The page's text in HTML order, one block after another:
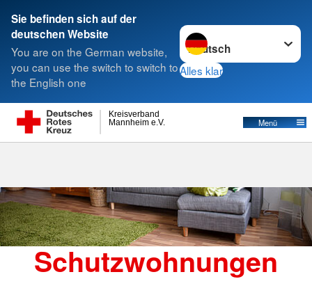
Sie befinden sich auf der
deutschen Website
You are on the German website,
you can use the switch to switch to
the English one
Sprache wechseln zu
Alles klar
Mannheim e.V.
Kreisverband
Menü
Suche
Schutzwohnungen
Schutzwohnungen